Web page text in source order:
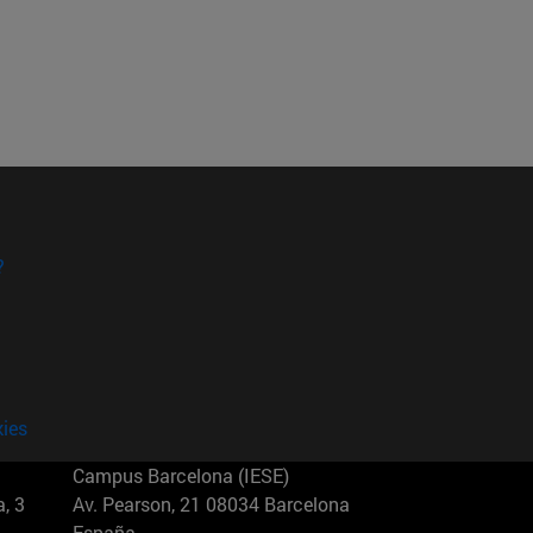
3
Campus Barcelona (IESE)
Av. Pearson, 21 08034 Barcelona